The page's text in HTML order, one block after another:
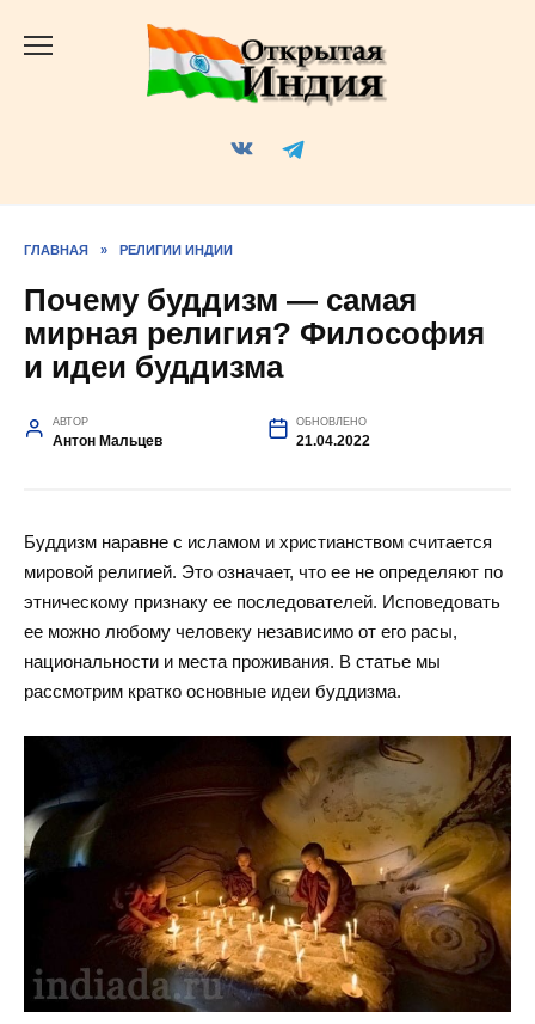
ГЛАВНАЯ » РЕЛИГИИ ИНДИИ
Почему буддизм — самая
мирная религия? Философия
и идеи буддизма
АВТОР
Антон Мальцев
ОБНОВЛЕНО
21.04.2022
Буддизм наравне с исламом и христианством считается
мировой религией. Это означает, что ее не определяют по
этническому признаку ее последователей. Исповедовать
ее можно любому человеку независимо от его расы,
национальности и места проживания. В статье мы
рассмотрим кратко основные идеи буддизма.